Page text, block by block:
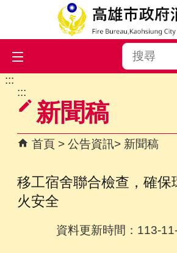
跳到主要內容區塊
:::
:::
新聞稿
首頁 公告資訊 新聞稿
移工宿舍聯合檢查，確保
火安全
資料更新時間：113-